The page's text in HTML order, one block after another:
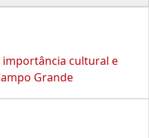
importância cultural e
Grande